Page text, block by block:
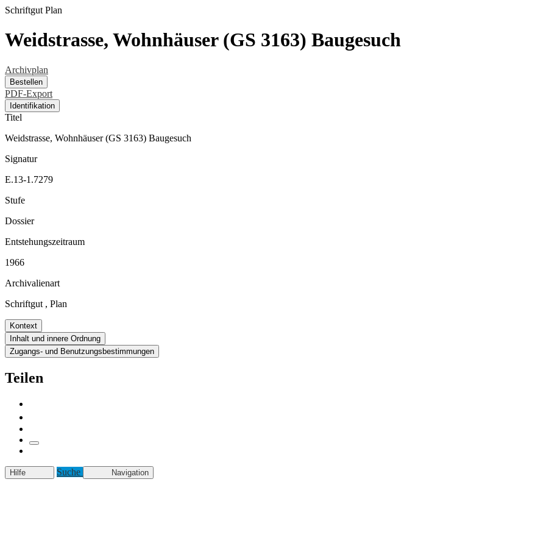
Schriftgut Plan
Weidstrasse, Wohnhäuser (GS 3163) Baugesuch
Archivplan
Bestellen
PDF-Export
Identifikation
Titel
Weidstrasse, Wohnhäuser (GS 3163) Baugesuch
Signatur
E.13-1.7279
Stufe
Dossier
Entstehungszeitraum
1966
Archivalienart
Schriftgut , Plan
Kontext
Inhalt und innere Ordnung
Zugangs- und Benutzungsbestimmungen
Teilen
Hilfe Suche Navigation